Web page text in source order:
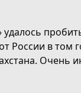
удалось
от России в
Очень